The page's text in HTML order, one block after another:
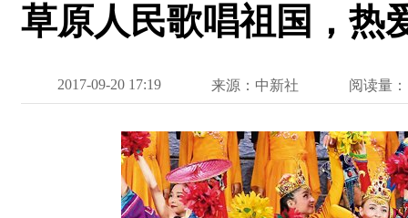
草原人民歌唱祖国，热
2017-09-20 17:19 来源：中新社 阅读量：